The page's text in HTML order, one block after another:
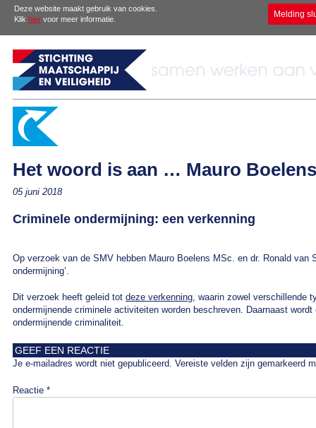
Deze website maakt gebruik van cookies.
Klik hier voor meer informatie. Melding
Het woord is aan … Mauro
05 juni 2018
Criminele ondermijning: een verkenning
Op verzoek van de SMV hebben Mauro Boelens MSc. en dr. Ronald van
ondermijning’.
Dit verzoek heeft geleid tot deze verkenning, waarin zowel verschillende
ondermijnende criminele activiteiten worden beschreven. Daarnaast
ondermijnende criminaliteit.
GEEF EEN REACTIE
Je e-mailadres wordt niet gepubliceerd. Vereiste velden zijn gemarkeerd
Reactie *